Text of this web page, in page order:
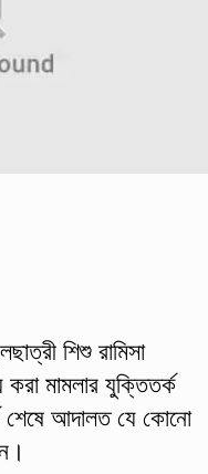
শিশু রামিসা
মামলার যুক্তিতর্ক
শেষে আদালত যে কোনো